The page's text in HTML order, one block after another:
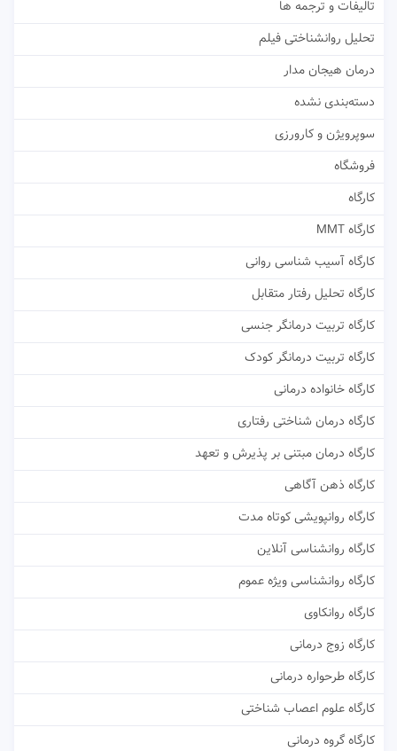
تالیفات و ترجمه ها
تحلیل روانشناختی فیلم
درمان هیجان مدار
دسته‌بندی نشده
سوپرویژن و کارورزی
فروشگاه
کارگاه
کارگاه MMT
کارگاه آسیب شناسی روانی
کارگاه تحلیل رفتار متقابل
کارگاه تربیت درمانگر جنسی
کارگاه تربیت درمانگر کودک
کارگاه خانواده درمانی
کارگاه درمان شناختی رفتاری
کارگاه درمان مبتنی بر پذیرش و تعهد
کارگاه ذهن آگاهی
کارگاه روانپویشی کوتاه مدت
کارگاه روانشناسی آنلاین
کارگاه روانشناسی ویژه عموم
کارگاه روانکاوی
کارگاه زوج درمانی
کارگاه طرحواره درمانی
کارگاه علوم اعصاب شناختی
کارگاه گروه درمانی